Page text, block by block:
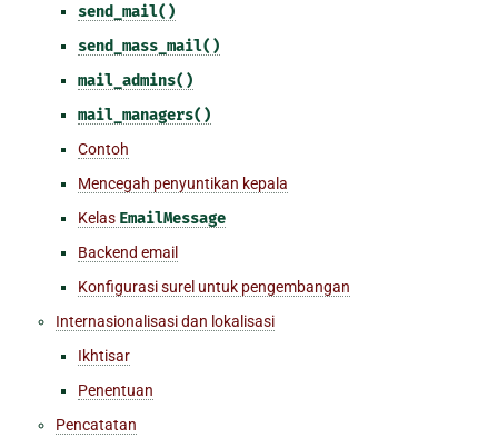
send_mail()
send_mass_mail()
mail_admins()
mail_managers()
Contoh
Mencegah penyuntikan kepala
Kelas EmailMessage
Backend email
Konfigurasi surel untuk pengembangan
Internasionalisasi dan lokalisasi
Ikhtisar
Penentuan
Pencatatan